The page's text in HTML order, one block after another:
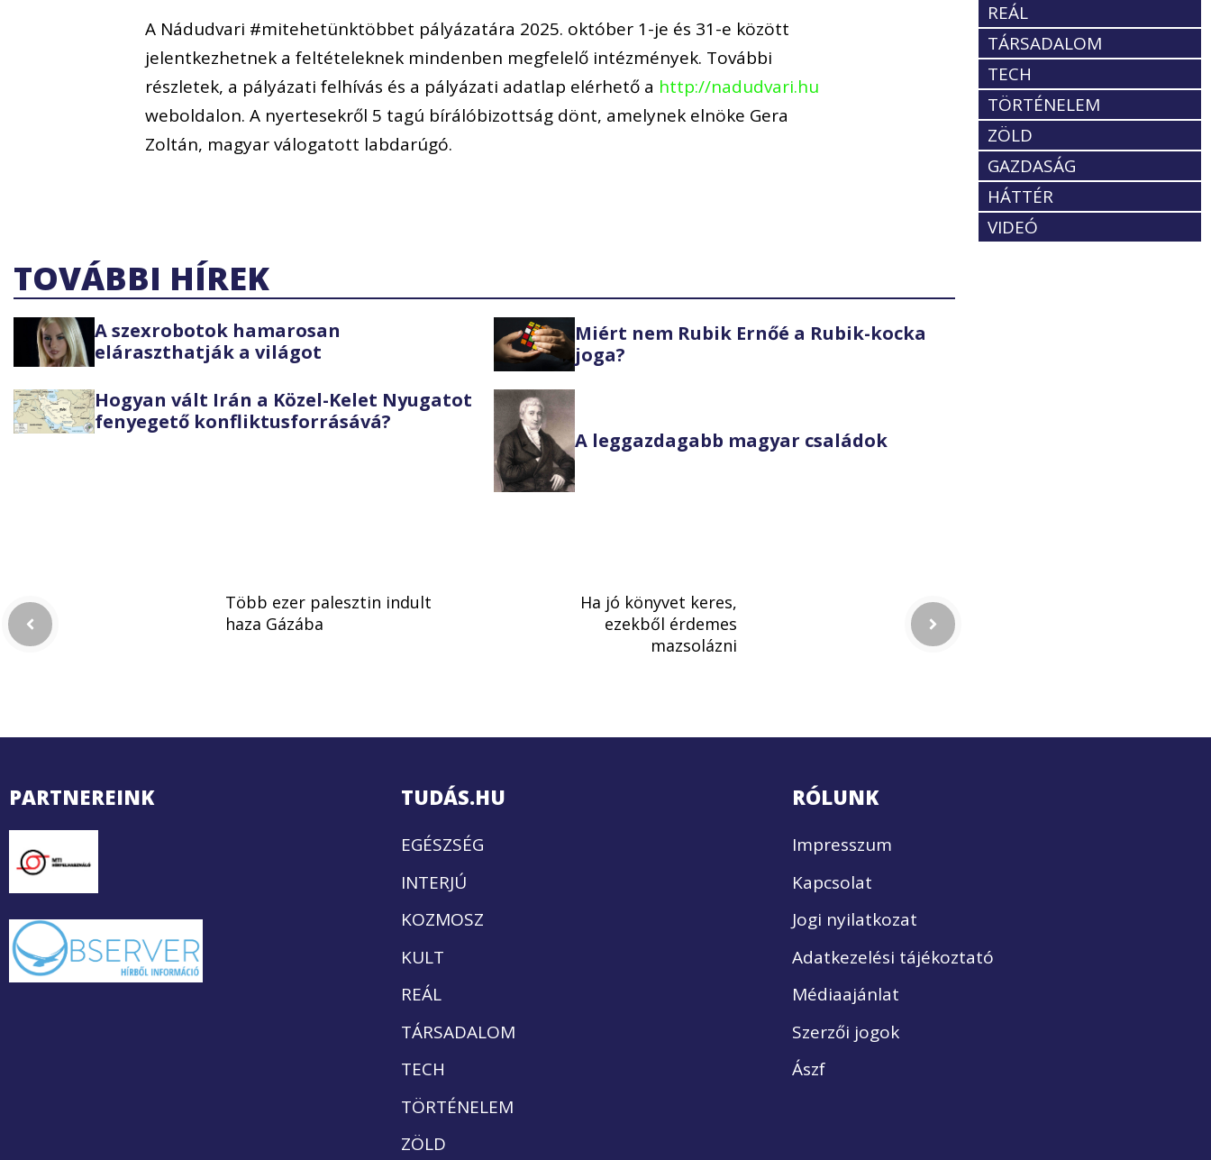
A Nádudvari #mitehetünktöbbet pályázatára 2025. október 1-je és 31-e között
jelentkezhetnek a feltételeknek mindenben megfelelő intézmények. További
részletek, a pályázati felhívás és a pályázati adatlap elérhető a http://nadudvari.hu
weboldalon. A nyertesekről 5 tagú bírálóbizottság dönt, amelynek elnöke Gera
Zoltán, magyar válogatott labdarúgó.
TOVÁBBI HÍREK
A szexrobotok hamarosan
eláraszthatják a világot
Miért nem Rubik Ernőé a Rubik-kocka
joga?
Hogyan vált Irán a Közel-Kelet Nyugatot
fenyegető konfliktusforrásává?
A leggazdagabb magyar családok
REÁL
TÁRSADALOM
TECH
TÖRTÉNELEM
ZÖLD
GAZDASÁG
HÁTTÉR
VIDEÓ
Több ezer palesztin indult
haza Gázába
Ha jó könyvet keres,
ezekből érdemes
mazsolázni
PARTNEREINK TUDÁS.HU
EGÉSZSÉG
INTERJÚ
KOZMOSZ
KULT
REÁL
TÁRSADALOM
TECH
TÖRTÉNELEM
ZÖLD
RÓLUNK
Impresszum
Kapcsolat
Jogi nyilatkozat
Adatkezelési tájékoztató
Médiaajánlat
Szerzői jogok
Ászf